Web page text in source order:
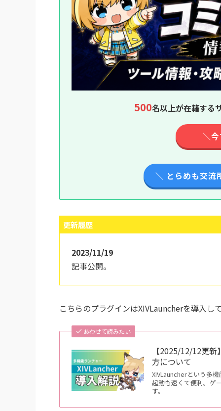
500名以上が在籍する
＼
＼ とらめも交流
更新履歴
2023/11/19
記事公開。
こちらのプラグインはXIVLauncherを導入し
あわせて読みたい
【2025/12/12更
方について
XIVLauncherという多
起動も速くて便利。ゲ
す。